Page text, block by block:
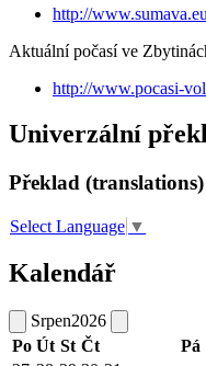
http://www.sumava.eu
Aktuální počasí ve
http://www.pocasi-
Univerzální
Překlad (translations)
Select Language ▼
Kalendář
Srpen2026
Po Út St Čt Pá